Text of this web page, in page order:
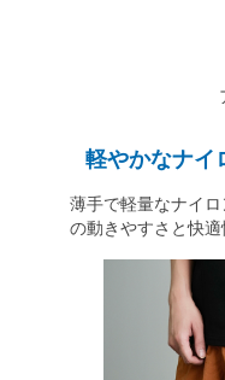
軽やかなナイ
薄手で軽量なナイ
の動きやすさと快適